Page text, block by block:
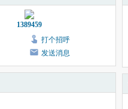
1389459
打个招呼
发送消息